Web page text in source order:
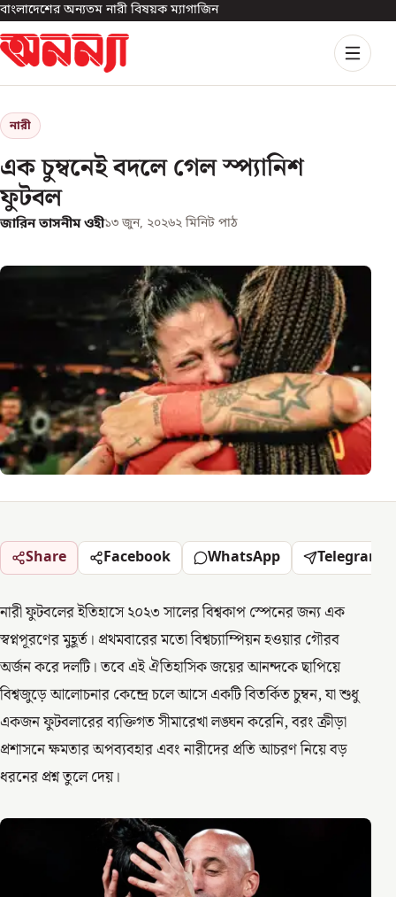
বাংলাদেশের অন্যতম নারী বিষয়ক ম্যাগাজিন
নারী
এক চুম্বনেই বদলে গেল স্প্যানিশ
ফুটবল
জারিন তাসনীম ওহী১৩ জুন, ২০২৬২ মিনিট পাঠ
Share Facebook WhatsApp Telegram
নারী ফুটবলের ইতিহাসে ২০২৩ সালের বিশ্বকাপ স্পেনের জন্য এক
স্বপ্নপূরণের মুহূর্ত। প্রথমবারের মতো বিশ্বচ্যাম্পিয়ন হওয়ার গৌরব
অর্জন করে দলটি। তবে এই ঐতিহাসিক জয়ের আনন্দকে ছাপিয়ে
বিশ্বজুড়ে আলোচনার কেন্দ্রে চলে আসে একটি বিতর্কিত চুম্বন, যা শুধু
একজন ফুটবলারের ব্যক্তিগত সীমারেখা লঙ্ঘন করেনি, বরং ক্রীড়া
প্রশাসনে ক্ষমতার অপব্যবহার এবং নারীদের প্রতি আচরণ নিয়ে বড়
ধরনের প্রশ্ন তুলে দেয়।